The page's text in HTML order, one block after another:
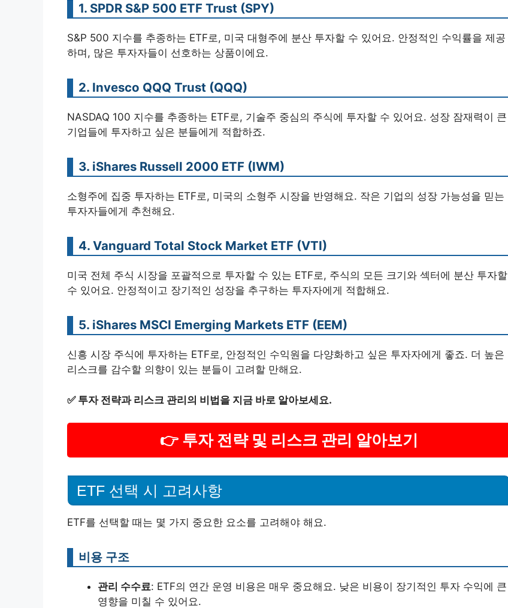
1. SPDR S&P 500 ETF Trust (SPY)
S&P 500 지수를 추종하는 ETF로, 미국 대형주에 분산 투자할 수 있어요. 안정적인 수익률을 제공
하며, 많은 투자자들이 선호하는 상품이에요.
2. Invesco QQQ Trust (QQQ)
NASDAQ 100 지수를 추종하는 ETF로, 기술주 중심의 주식에 투자할 수 있어요. 성장 잠재력이 큰
기업들에 투자하고 싶은 분들에게 적합하죠.
3. iShares Russell 2000 ETF (IWM)
소형주에 집중 투자하는 ETF로, 미국의 소형주 시장을 반영해요. 작은 기업의 성장 가능성을 믿는
투자자들에게 추천해요.
4. Vanguard Total Stock Market ETF (VTI)
미국 전체 주식 시장을 포괄적으로 투자할 수 있는 ETF로, 주식의 모든 크기와 섹터에 분산 투자할
수 있어요. 안정적이고 장기적인 성장을 추구하는 투자자에게 적합해요.
5. iShares MSCI Emerging Markets ETF (EEM)
신흥 시장 주식에 투자하는 ETF로, 안정적인 수익원을 다양화하고 싶은 투자자에게 좋죠. 더 높은
리스크를 감수할 의향이 있는 분들이 고려할 만해요.
✅ 투자 전략과 리스크 관리의 비법을 지금 바로 알아보세요.
👉 투자 전략 및 리스크 관리 알아보기
ETF 선택 시 고려사항
ETF를 선택할 때는 몇 가지 중요한 요소를 고려해야 해요.
비용 구조
관리 수수료: ETF의 연간 운영 비용은 매우 중요해요. 낮은 비용이 장기적인 투자 수익에 큰
영향을 미칠 수 있어요.